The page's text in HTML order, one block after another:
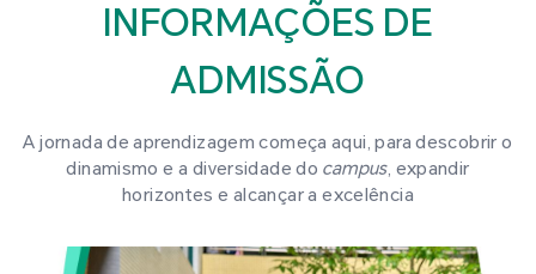
INFORMAÇÕES DE
ADMISSÃO
A jornada de aprendizagem começa aqui, para descobrir o
dinamismo e a diversidade do campus, expandir
horizontes e alcançar a excelência